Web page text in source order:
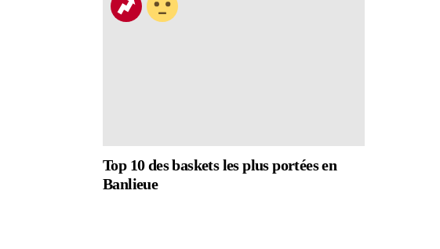
Top 10 des baskets les plus portées en
Banlieue